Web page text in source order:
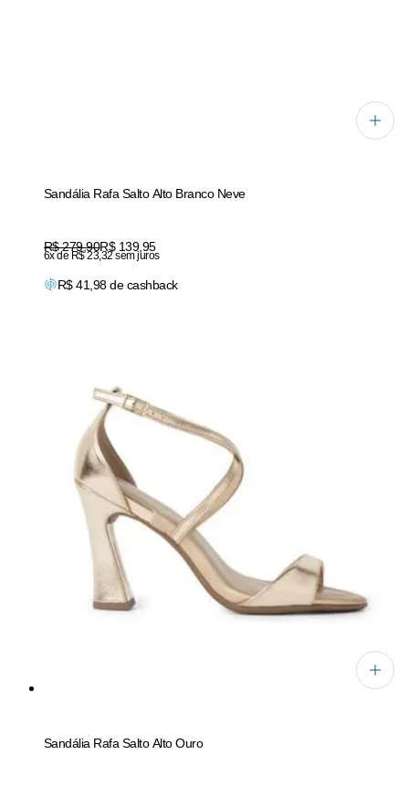
Sandália Rafa Salto Alto Branco Neve
Original price:
R$ 279,90Price:
R$ 139,95
6x de R$ 23,32 sem juros
R$41,98de cashback
Sandália Rafa Salto Alto Ouro